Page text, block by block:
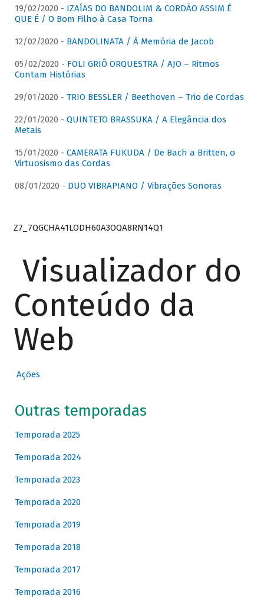
19/02/2020 - IZAÍAS DO BANDOLIM & CORDÃO ASSIM É
QUE É / O Bom Filho à Casa Torna
12/02/2020 - BANDOLINATA / À Memória de Jacob
05/02/2020 - FOLI GRIÔ ORQUESTRA / AJO – Ritmos
Contam Histórias
29/01/2020 - TRIO BESSLER / Beethoven – Trio de Cordas
22/01/2020 - QUINTETO BRASSUKA / A Elegância dos
Metais
15/01/2020 - CAMERATA FUKUDA / De Bach a Britten, o
Virtuosismo das Cordas
08/01/2020 - DUO VIBRAPIANO / Vibrações Sonoras
Z7_7QGCHA41LODH60A3OQA8RN14Q1
Visualizador do
Conteúdo da
Web
Ações
Outras temporadas
Temporada 2025
Temporada 2024
Temporada 2023
Temporada 2020
Temporada 2019
Temporada 2018
Temporada 2017
Temporada 2016